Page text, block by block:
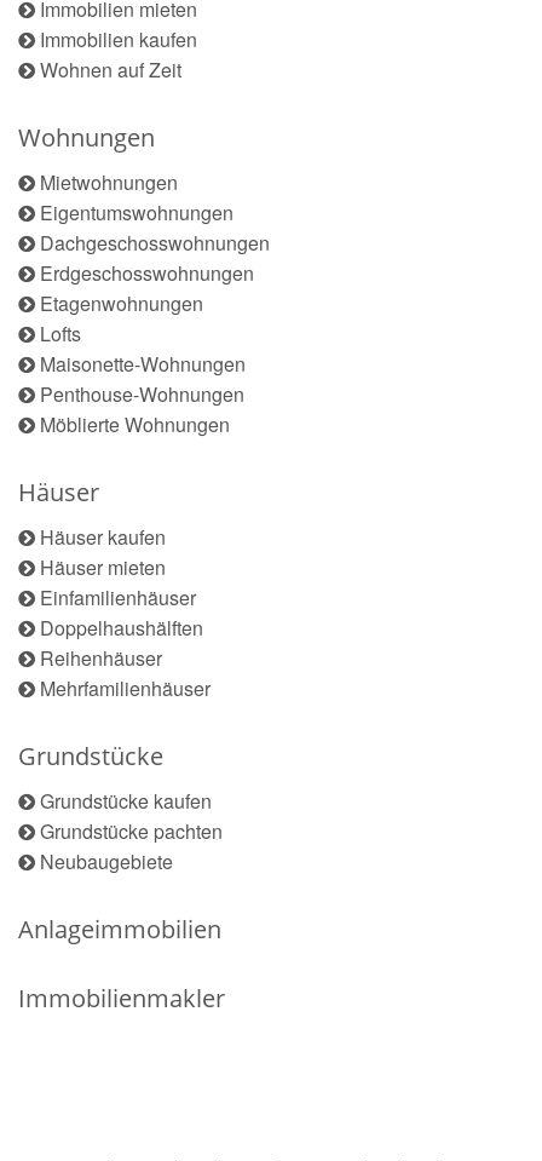
Immobilien mieten
Immobilien kaufen
Wohnen auf Zeit
Wohnungen
Mietwohnungen
Eigentumswohnungen
Dachgeschosswohnungen
Erdgeschosswohnungen
Etagenwohnungen
Lofts
Maisonette-Wohnungen
Penthouse-Wohnungen
Möblierte Wohnungen
Häuser
Häuser kaufen
Häuser mieten
Einfamilienhäuser
Doppelhaushälften
Reihenhäuser
Mehrfamilienhäuser
Grundstücke
Grundstücke kaufen
Grundstücke pachten
Neubaugebiete
Anlageimmobilien
Immobilienmakler